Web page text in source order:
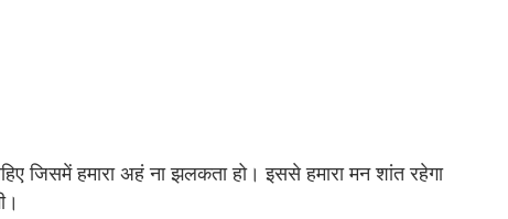
जिसमें हमारा अहं ना झलकता हो। इससे हमारा मन शांत रहेगा